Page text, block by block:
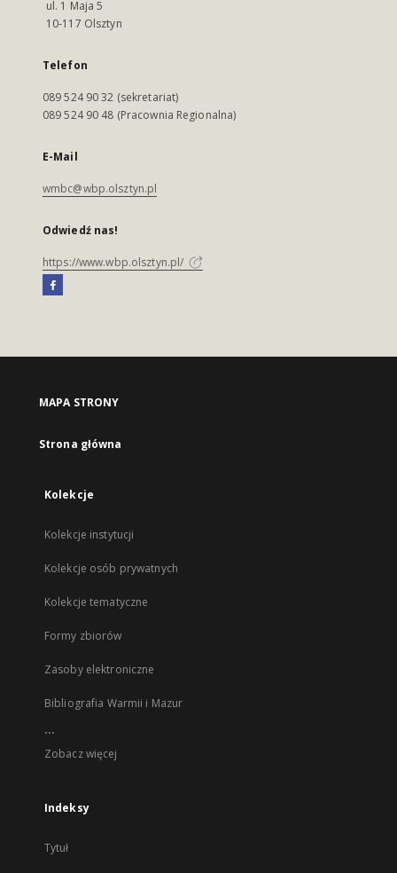
ul. 1 Maja 5
10-117 Olsztyn
Telefon
089 524 90 32 (sekretariat)
089 524 90 48 (Pracownia Regionalna)
E-Mail
wmbc@wbp.olsztyn.pl
Odwiedź nas!
https://www.wbp.olsztyn.pl/
MAPA STRONY
Strona główna
Kolekcje
Kolekcje instytucji
Kolekcje osób prywatnych
Kolekcje tematyczne
Formy zbiorów
Zasoby elektroniczne
Bibliografia Warmii i Mazur
...
Zobacz więcej
Indeksy
Tytuł